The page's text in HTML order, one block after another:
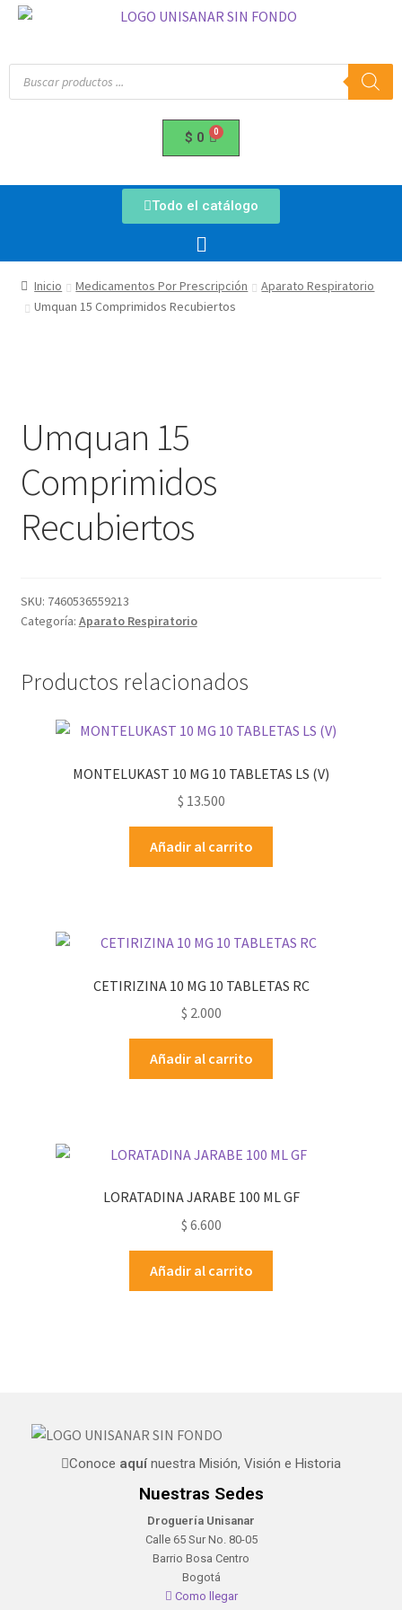
$ 0
Todo el catálogo
Inicio Medicamentos Por Prescripción
Aparato Respiratorio
Umquan 15 Comprimidos Recubiertos
Umquan 15
Comprimidos
Recubiertos
SKU: 7460536559213
Categoría: Aparato Respiratorio
Productos relacionados
MONTELUKAST 10 MG 10 TABLETAS LS (V)
$ 13.500
Añadir al carrito
CETIRIZINA 10 MG 10 TABLETAS RC
$ 2.000
Añadir al carrito
LORATADINA JARABE 100 ML GF
$ 6.600
Añadir al carrito
Conoce aquínuestra Misión, Visión e Historia
Nuestras Sedes
Droguería Unisanar
Calle 65 Sur No. 80-05
Barrio Bosa Centro
Bogotá
Como llegar